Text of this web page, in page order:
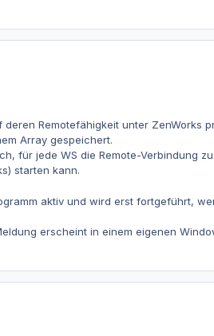
Remotefähigkeit unter ZenWorks
Array gespeichert.
für jede WS die Remote-Verbindung
starten kann.
aktiv und wird erst fortgeführt,
erscheint in einem eigenen